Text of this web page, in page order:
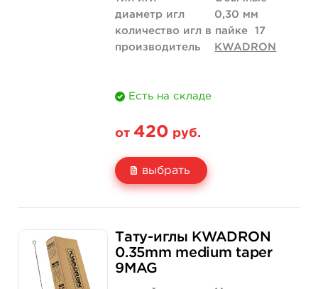
диаметр игл
0,30 мм
количество игл в пайке
17
производитель
KWADRON
Есть на складе
от 420 руб.
выбрать
Цена
Количество
420 руб.
купить
840 руб.
Тату-иглы KWADRON
0.35mm medium taper
9MAG